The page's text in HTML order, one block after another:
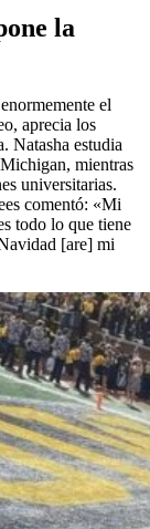
la
el
aprecia los
Natasha estudia
mientras
universitarias.
comentó: «Mi
todo lo que tiene
[are] mi